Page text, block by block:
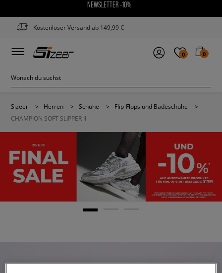
NEWSLETTER -10%
Kostenloser Versand ab 149,99 €
0 0
Sizeer > Herren > Schuhe > Flip-Flops und Badeschuhe
>
CHAMPION SOFT SLIPPER II